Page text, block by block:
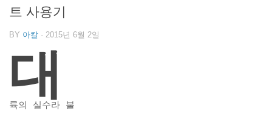
트 사용기
BY 아칼 · 2015년 6월 2일
대
륙의 실수라 불